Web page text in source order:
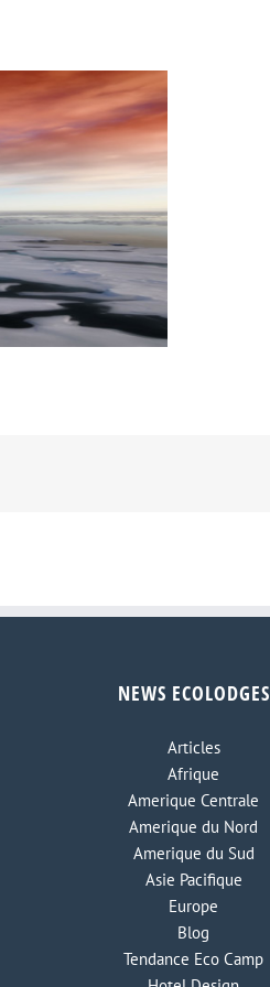
NEWS ECOLODGES
Articles
Afrique
Amerique Centrale
Amerique du Nord
Amerique du Sud
Asie Pacifique
Europe
Blog
Tendance Eco Camp